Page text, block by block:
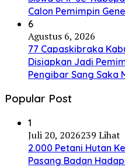
Calon Pemimpin
6
Agustus 6, 2026
77 Capaskibraka
Disiapkan Jadi
Pengibar Sang Saka
Popular Post
1
Juli 20, 2026239 Lihat
2.000 Petani Hutan
Pasang Badan